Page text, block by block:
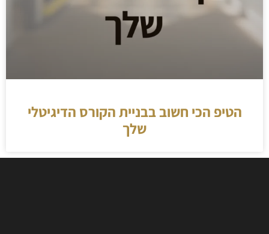
הטיפ הכי חשוב בבניית הקורס הדיגיטלי
שלך